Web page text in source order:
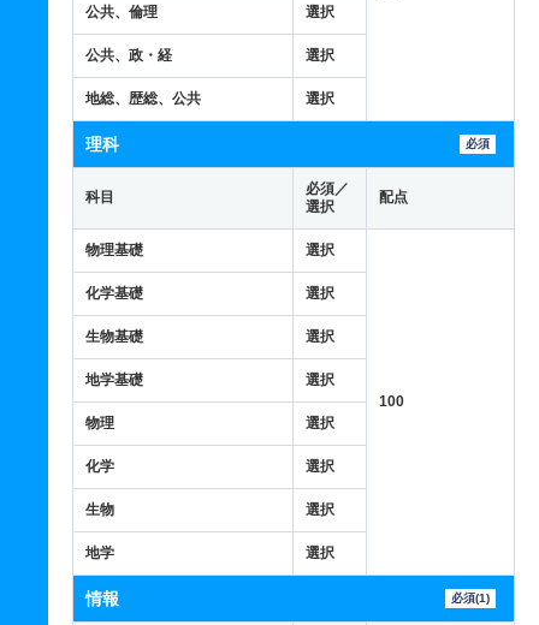
公共、倫理 選択
公共、政・経 選択
地総、歴総、公共 選択
理科 必須
科目
必須／
選択
配点
物理基礎 選択
100
化学基礎 選択
生物基礎 選択
地学基礎 選択
物理 選択
化学 選択
生物 選択
地学 選択
情報 必須(1)